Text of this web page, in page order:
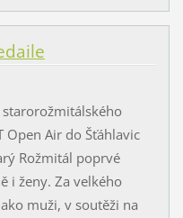
starorožmitálského
Open Air do Šťáhlavic
Rožmitál poprvé
i ženy. Za velkého
muži, v soutěži na